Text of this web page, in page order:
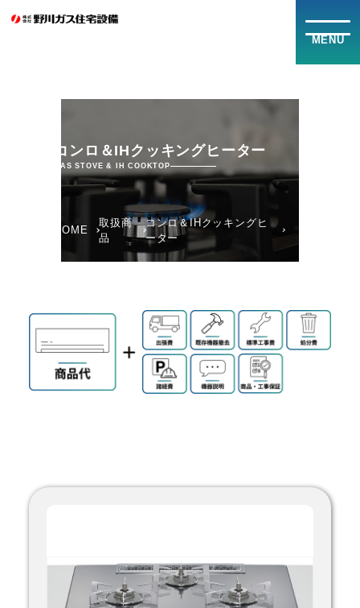
MENU
ガス事業
灯油配達
会社概要
お知らせ
お問い合わせ
コンロ＆IHクッキングヒーター
GAS STOVE & IH COOKTOP
HOME
取扱商
品
コンロ＆IHクッキングヒ
ーター